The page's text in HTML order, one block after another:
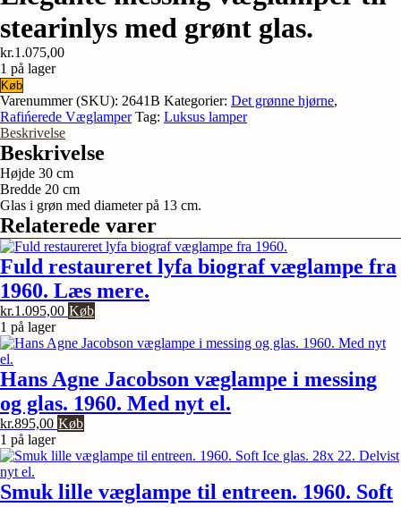
stearinlys med grønt glas.
kr.1.075,00
1 på lager
Elegante
messing
væglamper
til
stearinlys
med
grønt
glas.
antal
Køb
Varenummer (SKU): 2641B Kategorier: Det grønne hjørne,
Rafińerede Væglamper Tag: Luksus lamper
Beskrivelse
Beskrivelse
Højde 30 cm
Bredde 20 cm
Glas i grøn med diameter på 13 cm.
Relaterede varer
Fuld restaureret lyfa biograf væglampe fra
1960. Læs mere.
kr.1.095,00 Køb
1 på lager
Hans Agne Jacobson væglampe i messing
og glas. 1960. Med nyt el.
kr.895,00 Køb
1 på lager
Smuk lille væglampe til entreen. 1960. Soft